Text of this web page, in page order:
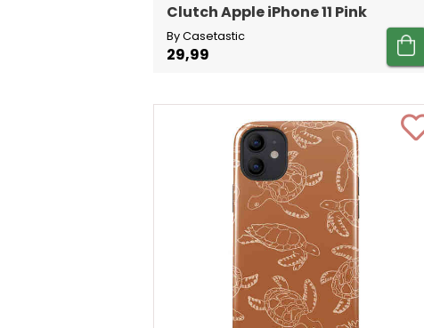
Clutch Apple iPhone 11 Pink
By Casetastic
29,99